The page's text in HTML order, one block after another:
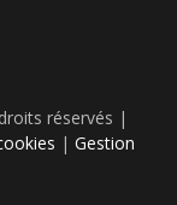
réservés |
| Gestion